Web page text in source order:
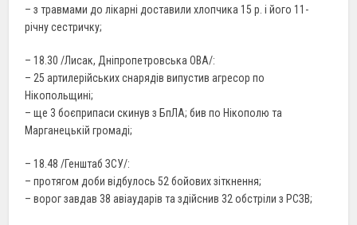
– з травмами до лікарні доставили хлопчика 15 р. і його 11-
річну сестричку;
– 18.30 /Лисак, Дніпропетровська ОВА/:
– 25 артилерійських снарядів випустив агресор по
Нікопольщині;
– ще 3 боєприпаси скинув з БпЛА; бив по Нікополю та
Марганецькій громаді;
– 18.48 /Генштаб ЗСУ/:
– протягом доби відбулось 52 бойових зіткнення;
– ворог завдав 38 авіаударів та здійснив 32 обстріли з РСЗВ;